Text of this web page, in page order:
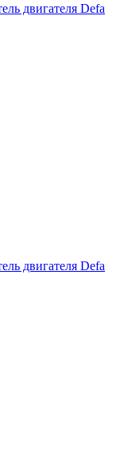
двигателя Defa
двигателя Defa